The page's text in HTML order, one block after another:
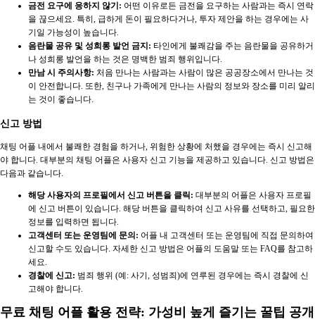
금전 요구에 응하지 않기: 어떤 이유로든 금전을 요구하는 사람과는 즉시 연락
을 끊으세요. 특히, 급하게 돈이 필요하다거나, 투자 제안을 하는 경우에는 사
기일 가능성이 높습니다.
음란물 공유 및 성희롱 발언 금지: 타인에게 불쾌감을 주는 음란물을 공유하거
나 성희롱 발언을 하는 것은 명백한 범죄 행위입니다.
만남 시 주의사항: 처음 만나는 사람과는 사람이 많은 공공장소에서 만나는 것
이 안전합니다. 또한, 친구나 가족에게 만나는 사람의 정보와 장소를 미리 알리
는 것이 좋습니다.
신고 방법
채팅 어플 내에서 불쾌한 경험을 하거나, 위험한 상황에 처했을 경우에는 즉시 신고해
야 합니다. 대부분의 채팅 어플은 사용자 신고 기능을 제공하고 있습니다. 신고 방법은
다음과 같습니다.
해당 사용자의 프로필에서 신고 버튼을 클릭: 대부분의 어플은 사용자 프로필
에 신고 버튼이 있습니다. 해당 버튼을 클릭하여 신고 사유를 선택하고, 필요한
정보를 입력하면 됩니다.
고객센터 또는 운영팀에 문의: 어플 내 고객센터 또는 운영팀에 직접 문의하여
신고할 수도 있습니다. 자세한 신고 방법은 어플의 도움말 또는 FAQ를 참고하
세요.
경찰에 신고: 범죄 행위 (예: 사기, 성범죄)에 연루된 경우에는 즉시 경찰에 신
고해야 합니다.
무료 채팅 어플 활용 전략: 가성비 높게 즐기는 꿀팁 공개